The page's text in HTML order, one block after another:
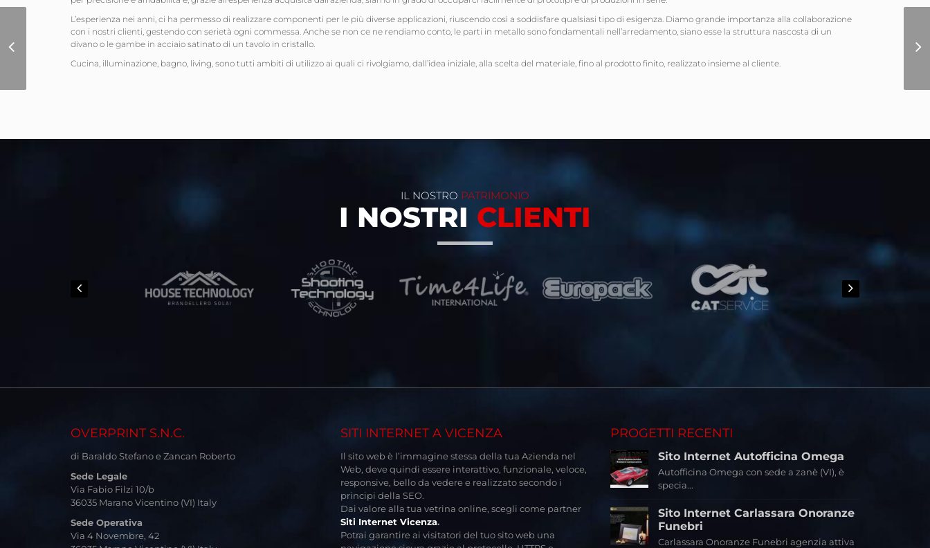
L’esperienza nei anni, ci ha permesso di realizzare componenti per le più diverse applicazioni, riuscendo così a soddisfare qualsiasi tipo di esigenza. Diamo grande importanza alla collaborazione
con i nostri clienti, gestendo con serietà ogni commessa. Anche se non ce ne rendiamo conto, le parti in metallo sono fondamentali nell’arredamento, siano esse la struttura nascosta di un
divano o le gambe in acciaio satinato di un tavolo in cristallo.
Cucina, illuminazione, bagno, living, sono tutti ambiti di utilizzo ai quali ci rivolgiamo, dall’idea iniziale, alla scelta del materiale, fino al prodotto finito, realizzato insieme al cliente.
Sito Internet Simtech
IL NOSTRO PATRIMONIO
I NOSTRI CLIENTI
OVERPRINT S.N.C.
di Baraldo Stefano e Zancan Roberto
Sede Legale
Via Fabio Filzi 10/b
36035 Marano Vicentino (VI) Italy
Sede Operativa
Via 4 Novembre, 42
SITI INTERNET A VICENZA
Il sito web è l’immagine stessa della tua Azienda nel
Web, deve quindi essere interattivo, funzionale, veloce,
responsive, bello da vedere e realizzato secondo i
principi della SEO.
Dai valore alla tua vetrina online, scegli come partner
Siti Internet Vicenza.
Potrai garantire ai visitatori del tuo sito web una
PROGETTI RECENTI
Sito Internet Autofficina Omega
Autofficina Omega con sede a zanè (VI), è
specia...
Sito Internet Carlassara Onoranze
Funebri
Carlassara Onoranze Funebri agenzia attiva